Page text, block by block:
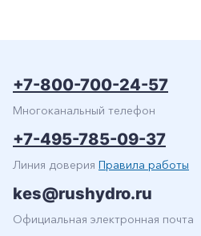
+7-800-700-24-57
Многоканальный телефон
+7-495-785-09-37
Линия доверия Правила работы
kes@rushydro.ru
Официальная электронная почта